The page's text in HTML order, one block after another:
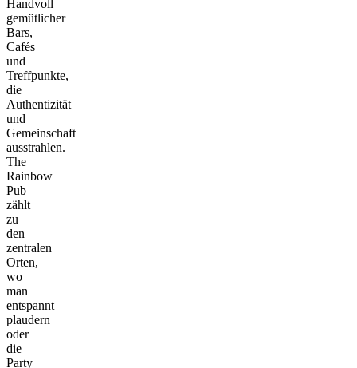
Handvoll
gemütlicher
Bars,
Cafés
und
Treffpunkte,
die
Authentizität
und
Gemeinschaft
ausstrahlen.
The
Rainbow
Pub
zählt
zu
den
zentralen
Orten,
wo
man
entspannt
plaudern
oder
die
Party